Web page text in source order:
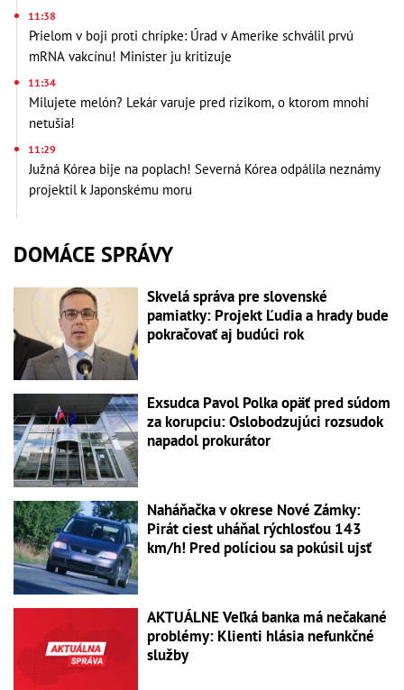
11:38
Prielom v boji proti chrípke: Úrad v Amerike schválil prvú
mRNA vakcínu! Minister ju kritizuje
11:34
Milujete melón? Lekár varuje pred rizikom, o ktorom mnohí
netušia!
11:29
Južná Kórea bije na poplach! Severná Kórea odpálila neznámy
projektil k Japonskému moru
DOMÁCE SPRÁVY
Skvelá správa pre slovenské
pamiatky: Projekt Ľudia a hrady bude
pokračovať aj budúci rok
Exsudca Pavol Polka opäť pred súdom
za korupciu: Oslobodzujúci rozsudok
napadol prokurátor
Naháňačka v okrese Nové Zámky:
Pirát ciest uháňal rýchlosťou 143
km/h! Pred políciou sa pokúsil ujsť
AKTUÁLNE Veľká banka má nečakané
problémy: Klienti hlásia nefunkčné
služby